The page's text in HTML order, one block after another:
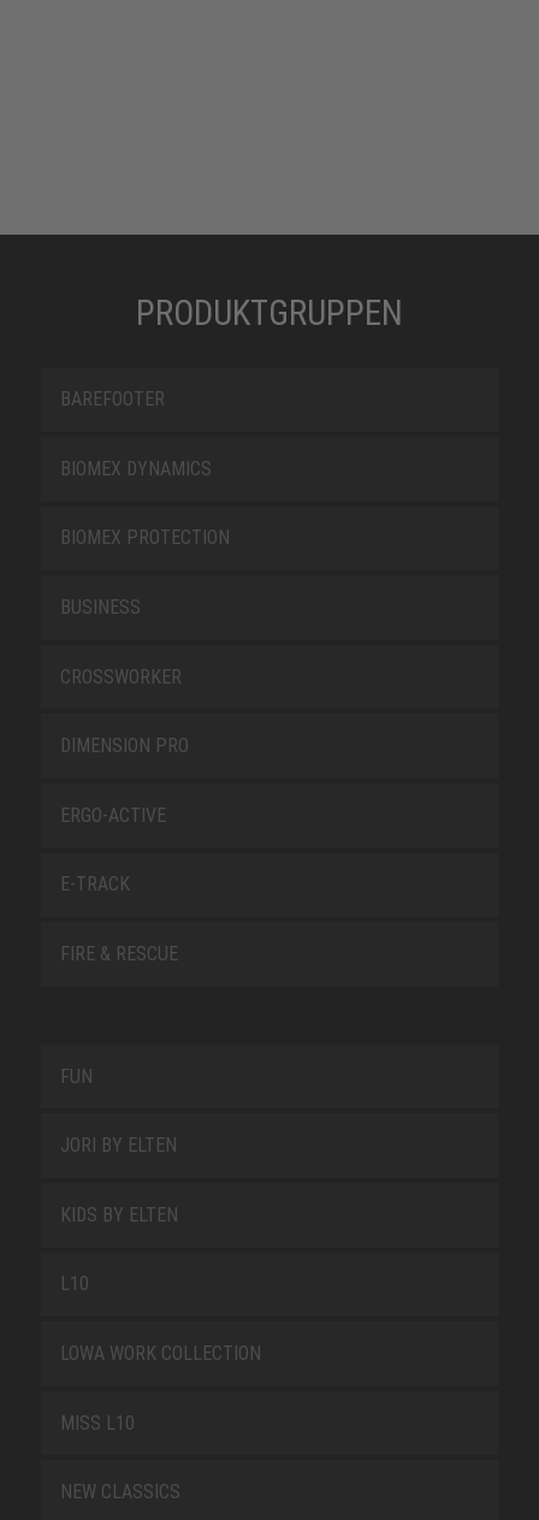
PRODUKTGRUPPEN
BAREFOOTER
BIOMEX DYNAMICS
BIOMEX PROTECTION
BUSINESS
CROSSWORKER
DIMENSION PRO
ERGO-ACTIVE
E-TRACK
FIRE & RESCUE
FUN
JORI BY ELTEN
KIDS BY ELTEN
L10
LOWA WORK COLLECTION
MISS L10
NEW CLASSICS